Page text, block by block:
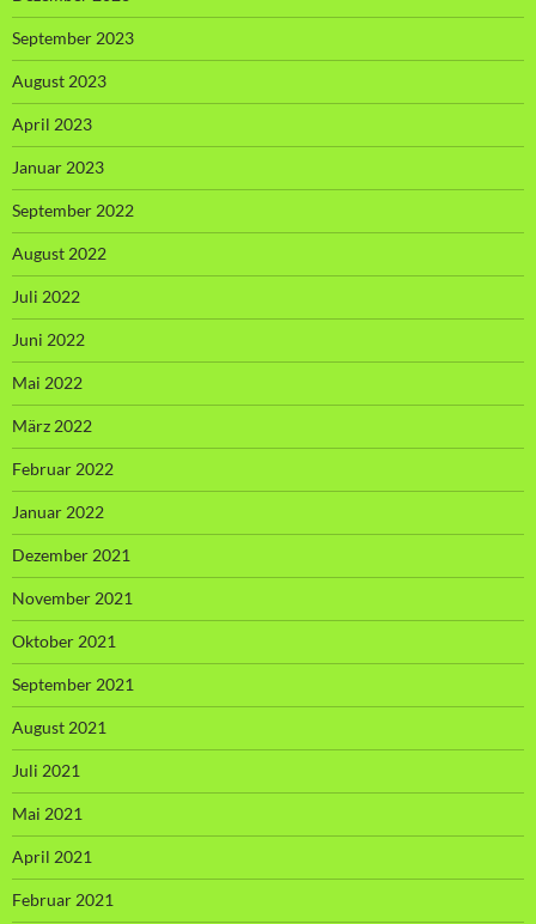
September 2023
August 2023
April 2023
Januar 2023
September 2022
August 2022
Juli 2022
Juni 2022
Mai 2022
März 2022
Februar 2022
Januar 2022
Dezember 2021
November 2021
Oktober 2021
September 2021
August 2021
Juli 2021
Mai 2021
April 2021
Februar 2021